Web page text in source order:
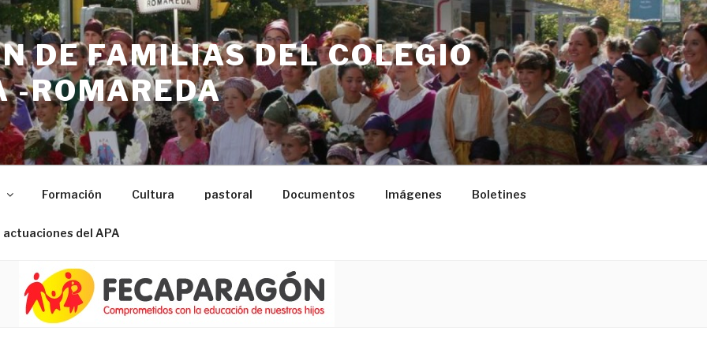
DE FAMILIAS DEL COLEGIO
-ROMAREDA
Formación Cultura pastoral Documentos Imágenes Boletines
actuaciones del APA